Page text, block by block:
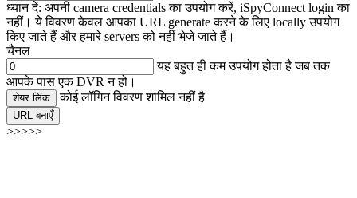
ध्यान दें: अपनी camera credentials का उपयोग करें, iSpyConnect login का
नहीं। ये विवरण केवल आपका URL generate करने के लिए locally उपयोग
किए जाते हैं और हमारे servers को नहीं भेजे जाते हैं।
चैनल
यह बहुत ही कम उपयोग होता है जब तक
आपके पास एक DVR न हो।
शेयर लिंक कोई लॉगिन विवरण शामिल नहीं है
URL बनाएँ
>>>>>